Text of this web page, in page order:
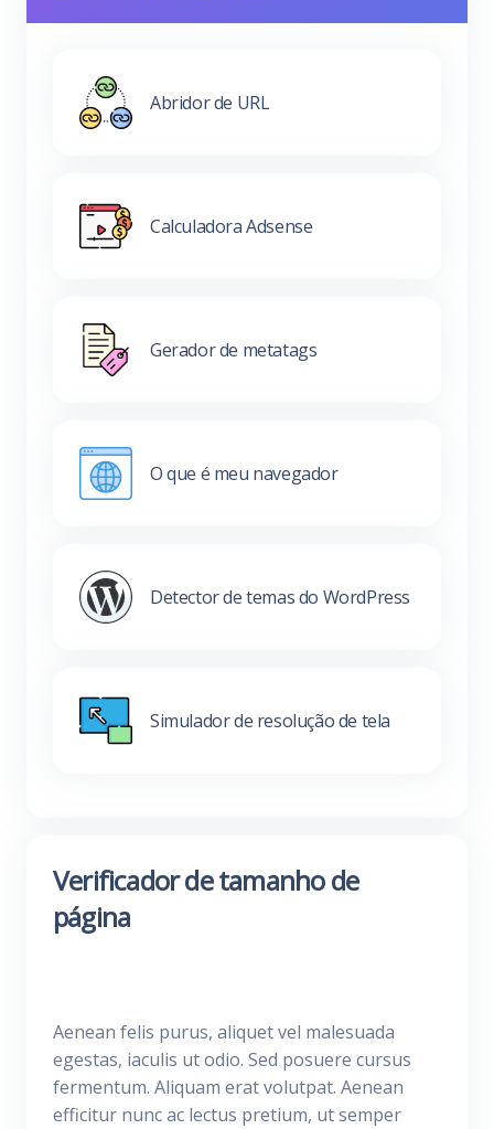
Abridor de URL
Calculadora Adsense
Gerador de metatags
O que é meu navegador
Detector de temas do WordPress
Simulador de resolução de tela
Verificador de tamanho de
página
Aenean felis purus, aliquet vel malesuada
egestas, iaculis ut odio. Sed posuere cursus
fermentum. Aliquam erat volutpat. Aenean
efficitur nunc ac lectus pretium, ut semper